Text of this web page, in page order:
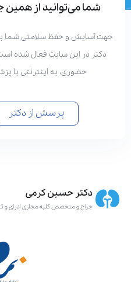
شما می‌توانید از همین جا
آسایش و حفظ سلامتی شما
دکتر در این سایت فعال شده است.
حضوری، به اینترنتی با
پرسش از دکتر